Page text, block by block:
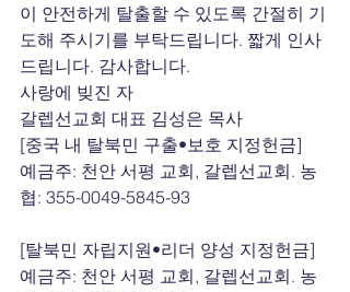
이 안전하게 탈출할 수 있도록 간절히 기
도해 주시기를 부탁드립니다. 짧게 인사
드립니다. 감사합니다.
사랑에 빚진 자
갈렙선교회 대표 김성은 목사
[중국 내 탈북민 구출•보호 지정헌금]
예금주: 천안 서평 교회, 갈렙선교회. 농
협: 355-0049-5845-93
[탈북민 자립지원•리더 양성 지정헌금]
예금주: 천안 서평 교회, 갈렙선교회. 농